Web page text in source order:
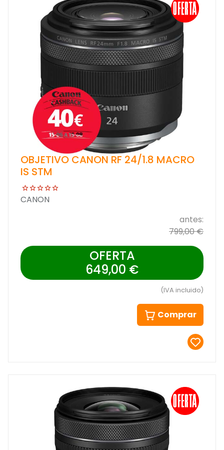
OBJETIVO CANON RF 24/1.8 MACRO
IS STM
CANON
antes:
799,00 €
OFERTA
649,00 €
(IVA incluido)
Comprar